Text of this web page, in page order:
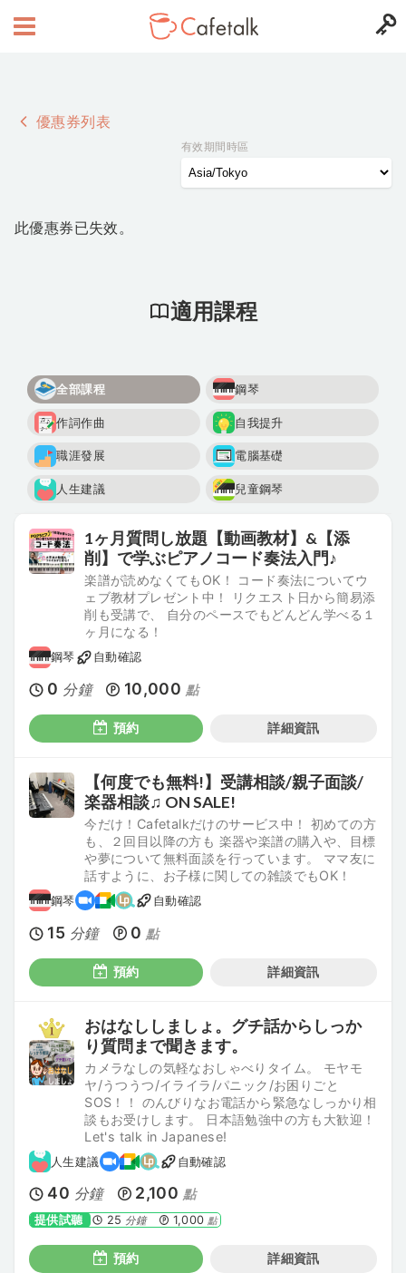
優惠券列表
有效期間時區
此優惠券已失效。
適用課程
全部課程 鋼琴
作詞作曲 自我提升
職涯發展 電腦基礎
人生建議 兒童鋼琴
1ヶ月質問し放題【動画教材】&【添
削】で学ぶピアノコード奏法入門♪
楽譜が読めなくてもOK！ コード奏法についてウ
ェブ教材プレゼント中！ リクエスト日から簡易添
削も受講で、 自分のペースでもどんどん学べる１
ヶ月になる！
鋼琴 自動確認
0 分鐘 10,000 點
預約 詳細資訊
【何度でも無料!】受講相談/親子面談/
楽器相談♫ ON SALE!
今だけ！Cafetalkだけのサービス中！ 初めての方
も、２回目以降の方も 楽器や楽譜の購入や、目標
や夢について無料面談を行っています。 ママ友に
話すように、お子様に関しての雑談でもOK！
鋼琴 自動確認
15 分鐘 0 點
預約 詳細資訊
おはなししましょ。グチ話からしっか
り質問まで聞きます。
カメラなしの気軽なおしゃべりタイム。 モヤモ
ヤ/うつうつ/イライラ/パニック/お困りごと
SOS！！ のんびりなお電話から緊急なしっかり相
談もお受けします。 日本語勉強中の方も大歓迎！
Let's talk in Japanese!
人生建議 自動確認
40 分鐘 2,100 點
提供試聽 25 分鐘 1,000 點
預約 詳細資訊